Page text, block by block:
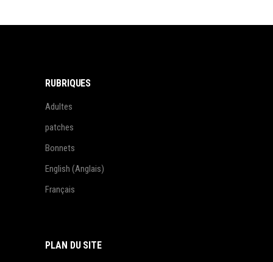
RUBRIQUES
Adultes
patches
Bonnets
English (Anglais)
Français
PLAN DU SITE